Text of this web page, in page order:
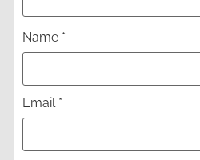
Name *
Email *